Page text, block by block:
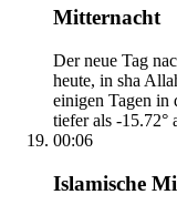
Mitternacht
Der neue Tag
heute, in sha
einigen Tagen in
tiefer als -15.72°
00:06
Islamische